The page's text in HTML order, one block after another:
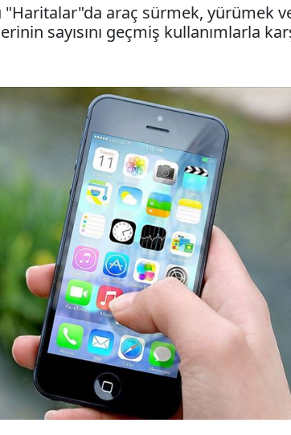
araç sürmek, yürümek
sayısını geçmiş kullanımlarla